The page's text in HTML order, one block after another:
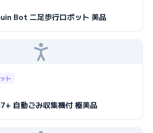
Bot 二足歩行ロボット 美品
ト
自動ごみ収集機付 極美品